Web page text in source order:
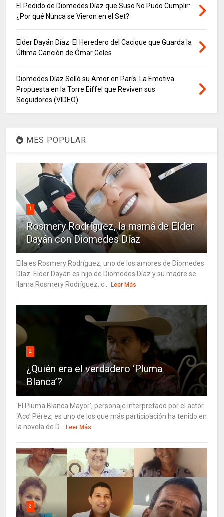
El Pedido de Diomedes Díaz que Suso No Pudo Cumplir:
¿Por qué Nunca se Vieron en el Set?
Elder Dayán Díaz: El Heredero del Cacique que Guarda la
Última Canción de Ómar Geles
Diomedes Díaz Selló su Amor en París: La Emotiva
Propuesta en la Torre Eiffel que Reviven sus
Seguidores (VIDEO)
MES POPULAR
1
Rosmery Rodríguez, la mamá de Elder
Dayán con Diomedes Díaz
Ella es Rosmery Rodríguez, uno de los amores de Diomedes
Díaz. Elder Dayán es hijo de Diomedes Díaz y su madre se
llama Rosmery Rodríguez, c...
Leer Más
2
¿Quién era el verdadero ‘Pluma
Blanca’?
‘El Pluma Blanca Mayor’, personaje interpretado por el actor
‘Aco’ Pérez, es uno de los que más participación ha tenido en
la novela de D...
Leer Más
3